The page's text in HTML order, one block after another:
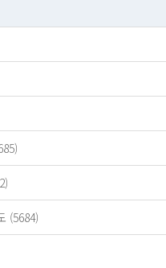
(5684)